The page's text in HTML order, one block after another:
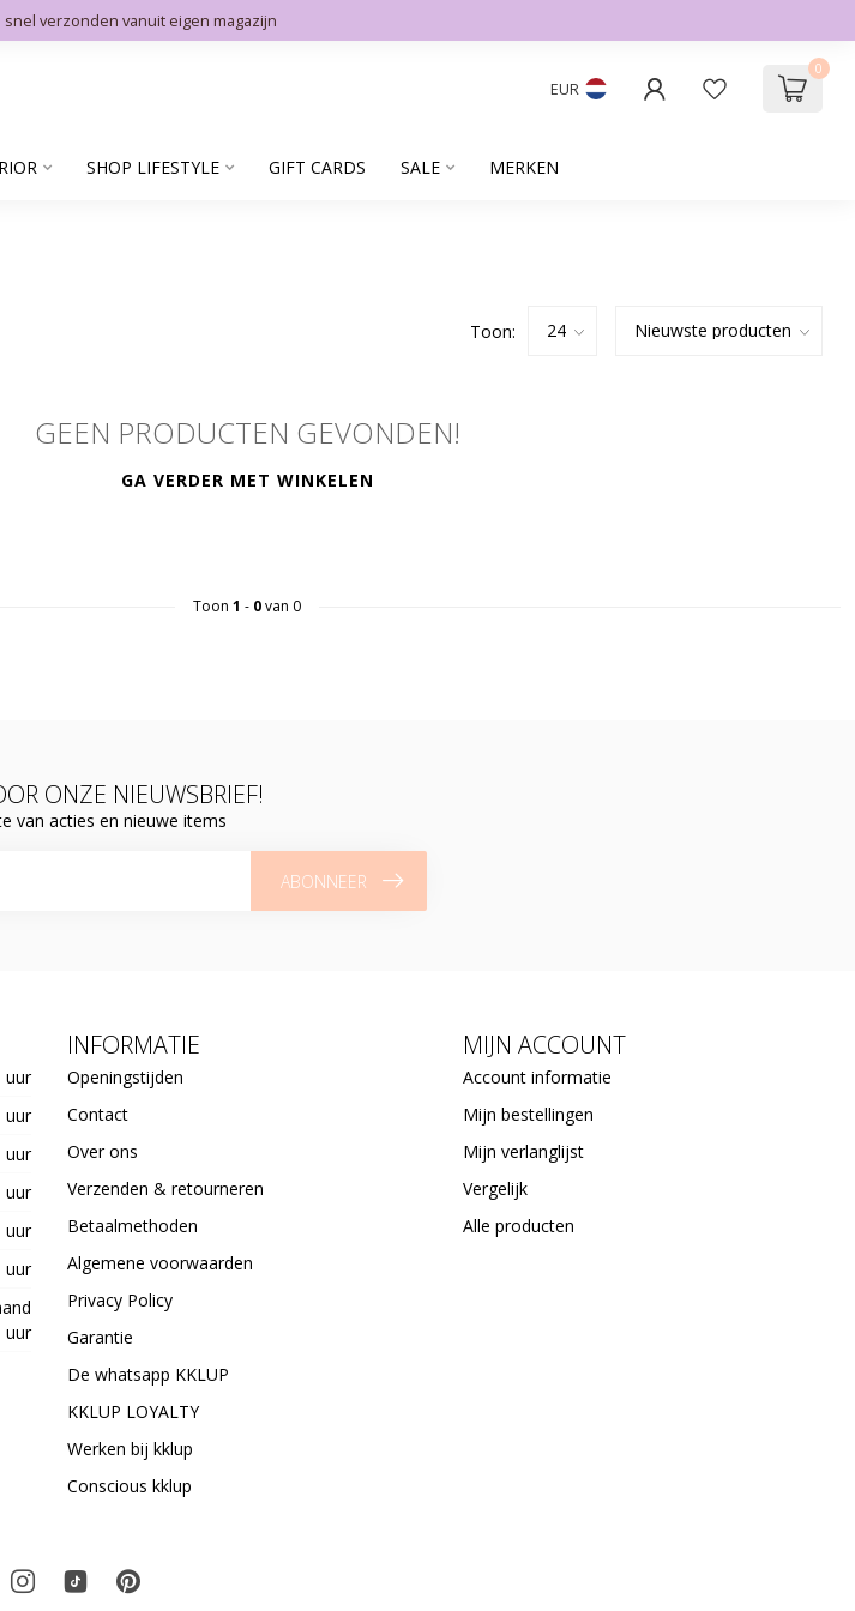
verzonden vanuit eigen magazijn
EUR
0
SHOP LIFESTYLE GIFT CARDS SALE MERKEN
Toon:
GEEN PRODUCTEN GEVONDEN!
GA VERDER MET WINKELEN
Toon 1 - 0van 0
ONZE NIEUWSBRIEF!
van acties en nieuwe items
ABONNEER
uur
uur
uur
uur
uur
uur
uur
INFORMATIE
Openingstijden
Contact
Over ons
Verzenden & retourneren
Betaalmethoden
Algemene voorwaarden
Privacy Policy
Garantie
De whatsapp KKLUP
KKLUP LOYALTY
Werken bij kklup
Conscious kklup
MIJN ACCOUNT
Account informatie
Mijn bestellingen
Mijn verlanglijst
Vergelijk
Alle producten